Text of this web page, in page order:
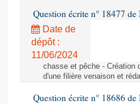
Question écrite n° 18477
Date de
dépôt :
11/06/2024
chasse et pêche - Création
d'une filière venaison et
Question écrite n° 18686